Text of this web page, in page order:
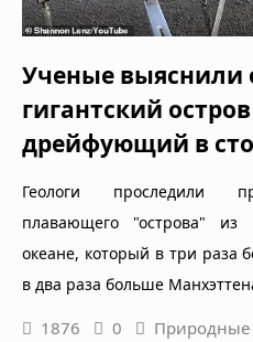
Ученые выяснили
гигантский
дрейфующий в
Геологи проследили
плавающего "острова"
океане, который в три раза
в два раза больше
1876 0 Природные